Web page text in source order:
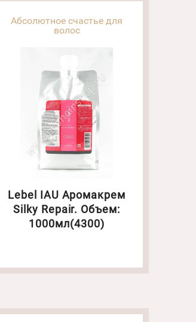
Абсолютное счастье для
волос
Lebel IAU Аромакрем
Silky Repair. Объем:
1000мл(4300)